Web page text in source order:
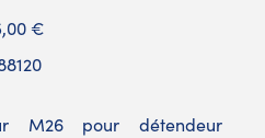
€
M26 pour détendeur